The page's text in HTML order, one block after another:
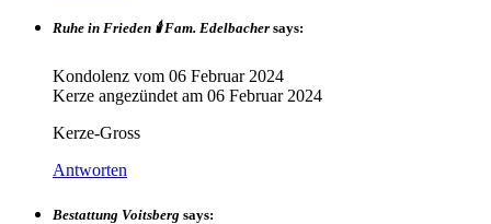
Ruhe in Frieden 🕯 Fam. Edelbacher says:
Kondolenz vom 06 Februar 2024
Kerze angezündet am 06 Februar 2024
Kerze-Gross
Antworten
Bestattung Voitsberg says: